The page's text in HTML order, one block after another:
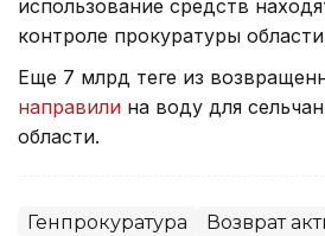
использование средств
контроле прокуратуры
Еще 7 млрд теңге из
направили на воду для
области.
Генпрокуратура Возврат